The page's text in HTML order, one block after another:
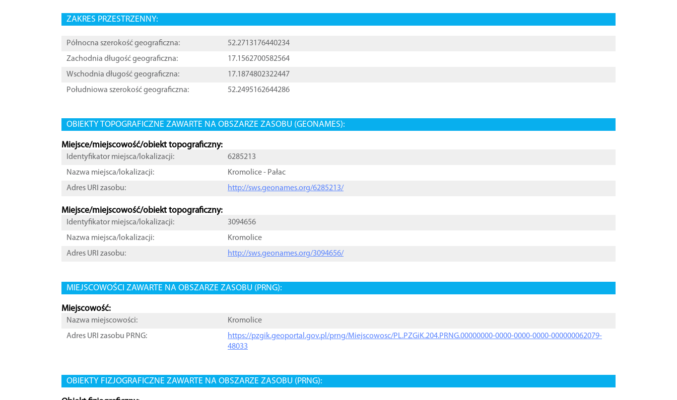
ZAKRES PRZESTRZENNY:
Północna szerokość geograficzna:
52.2713176440234
Zachodnia długość geograficzna:
17.1562700582564
Wschodnia długość geograficzna:
17.1874802322447
Południowa szerokość geograficzna:
52.2495162644286
OBIEKTY TOPOGRAFICZNE ZAWARTE NA OBSZARZE ZASOBU (GEONAMES):
Miejsce/miejscowość/obiekt topograficzny:
Identyfikator miejsca/lokalizacji:
6285213
Nazwa miejsca/lokalizacji:
Kromolice - Pałac
Adres URI zasobu:
http://sws.geonames.org/6285213/
Miejsce/miejscowość/obiekt topograficzny:
Identyfikator miejsca/lokalizacji:
3094656
Nazwa miejsca/lokalizacji:
Kromolice
Adres URI zasobu:
http://sws.geonames.org/3094656/
MIEJSCOWOŚCI ZAWARTE NA OBSZARZE ZASOBU (PRNG):
Miejscowość:
Nazwa miejscowości:
Kromolice
Adres URI zasobu PRNG:
https://pzgik.geoportal.gov.pl/prng/Miejscowosc/PL.PZGiK.204.PRNG.00000000-0000-0000-0000-000000062079-
48033
OBIEKTY FIZJOGRAFICZNE ZAWARTE NA OBSZARZE ZASOBU (PRNG):